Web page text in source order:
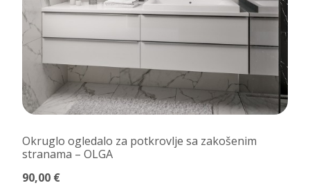
Okruglo ogledalo za potkrovlje sa zakošenim
stranama – OLGA
90,00 €